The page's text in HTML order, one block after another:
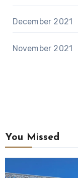
December 2021
November 2021
You Missed